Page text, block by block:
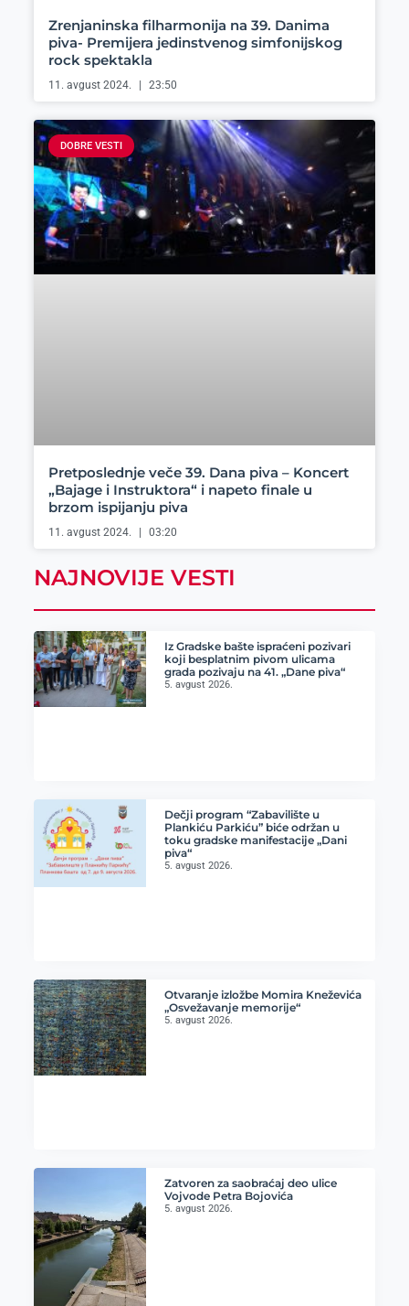
Zrenjaninska filharmonija na 39. Danima
piva- Premijera jedinstvenog simfonijskog
rock spektakla
11. avgust 2024. 23:50
DOBRE VESTI
Pretposlednje veče 39. Dana piva – Koncert
„Bajage i Instruktora“ i napeto finale u
brzom ispijanju piva
11. avgust 2024. 03:20
NAJNOVIJE VESTI
Iz Gradske bašte ispraćeni pozivari
koji besplatnim pivom ulicama
grada pozivaju na 41. „Dane piva“
5. avgust 2026.
Dečji program “Zabavilište u
Plankiću Parkiću” biće održan u
toku gradske manifestacije „Dani
piva“
5. avgust 2026.
Otvaranje izložbe Momira Kneževića
„Osvežavanje memorije“
5. avgust 2026.
Zatvoren za saobraćaj deo ulice
Vojvode Petra Bojovića
5. avgust 2026.